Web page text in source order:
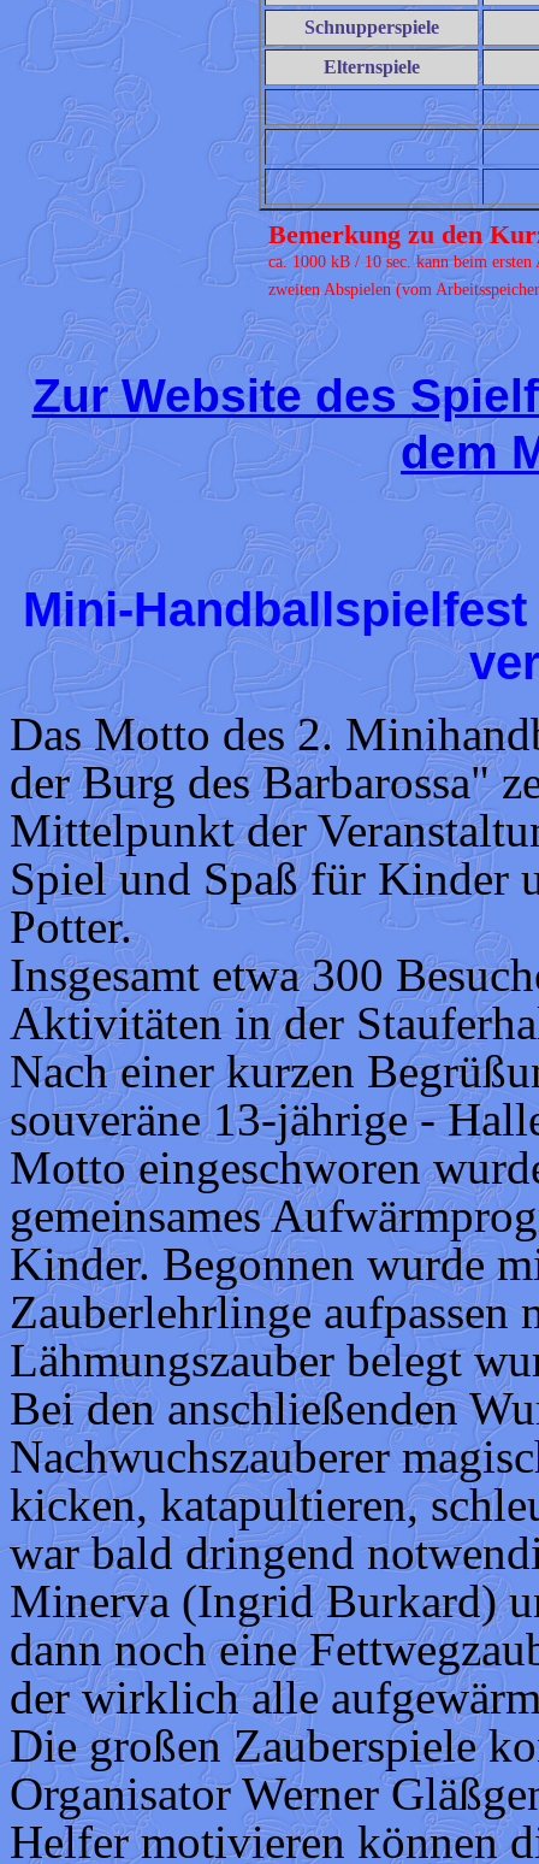
Schnupperspiele
Elternspiele
Bemerkung zu den
ca. 1000 kB / 10 sec. kann beim
zweiten Abspielen (vom
Zur Website des
dem
Mini-
Das Motto des 2.
der Burg des Barbarossa"
Mittelpunkt der
Spiel und Spaß für Kinder
Potter.
Insgesamt etwa 300
Aktivitäten in der
Nach einer kurzen
souveräne 13-jährige -
Motto eingeschworen
gemeinsames
Kinder. Begonnen wurde
Zauberlehrlinge aufpassen
Lähmungszauber belegt
Bei den anschließenden
Nachwuchszauberer
kicken, katapultieren,
war bald dringend
Minerva (Ingrid Burkard)
dann noch eine
der wirklich alle
Die großen Zauberspiele
Organisator Werner
Helfer motivieren können